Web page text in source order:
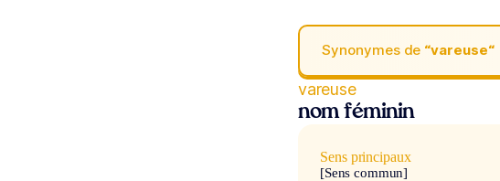
Synonymes de “vareuse“
vareuse
nom féminin
Sens principaux
[Sens commun]